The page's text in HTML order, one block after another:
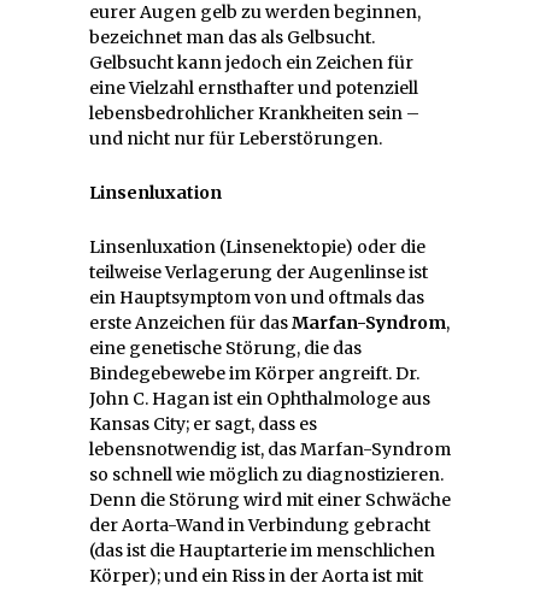
eurer Augen gelb zu werden beginnen,
bezeichnet man das als Gelbsucht.
Gelbsucht kann jedoch ein Zeichen für
eine Vielzahl ernsthafter und potenziell
lebensbedrohlicher Krankheiten sein –
und nicht nur für Leberstörungen.
Linsenluxation
Linsenluxation (Linsenektopie) oder die
teilweise Verlagerung der Augenlinse ist
ein Hauptsymptom von und oftmals das
erste Anzeichen für dasMarfan-Syndrom,
eine genetische Störung, die das
Bindegebewebe im Körper angreift. Dr.
John C. Hagan ist ein Ophthalmologe aus
Kansas City; er sagt, dass es
lebensnotwendig ist, das Marfan-Syndrom
so schnell wie möglich zu diagnostizieren.
Denn die Störung wird mit einer Schwäche
der Aorta-Wand in Verbindung gebracht
(das ist die Hauptarterie im menschlichen
Körper); und ein Riss in der Aorta ist mit